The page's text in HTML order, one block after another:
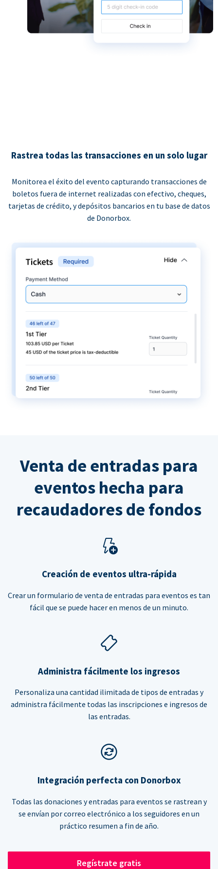
Rastrea todas las transacciones en un solo lugar
Monitorea el éxito del evento capturando transacciones de
boletos fuera de internet realizadas con efectivo, cheques,
tarjetas de crédito, y depósitos bancarios en tu base de datos
de Donorbox.
Venta de entradas para
eventos hecha para
recaudadores de fondos
Creación de eventos ultra-rápida
Crear un formulario de venta de entradas para eventos es tan
fácil que se puede hacer en menos de un minuto.
Administra fácilmente los ingresos
Personaliza una cantidad ilimitada de tipos de entradas y
administra fácilmente todas las inscripciones e ingresos de
las entradas.
Integración perfecta con Donorbox
Todas las donaciones y entradas para eventos se rastrean y
se envían por correo electrónico a los seguidores en un
práctico resumen a fin de año.
Regístrate gratis